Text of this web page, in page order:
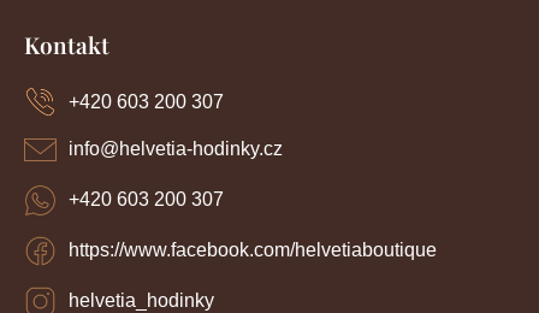
k
i
Kontakt
info@helvetia-hodinky.cz
+420 603 200 307
https://www.facebook.com/helvetiaboutique
helvetia_hodinky
+420 603 200 307